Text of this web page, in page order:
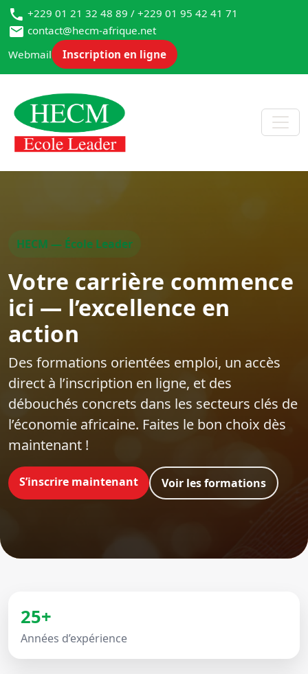
+229 01 21 32 48 89 / +229 01 95 42 41 71
contact@hecm-afrique.net
Webmail
Inscription en ligne
HECM — École Leader
Votre carrière commence
ici — l’excellence en
action
Des formations orientées emploi‍, un accès
direct à l’inscription en ligne, et des
débouchés concrets dans les secteurs clés de
l’économie africaine. Faites le bon choix dès
maintenant !
S’inscrire maintenant Voir les formations
25+
Années d’expérience